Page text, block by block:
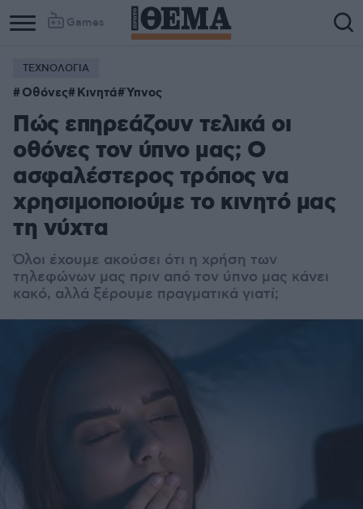
Games
ΤΕΧΝΟΛΟΓΙΑ
Οθόνες Κινητά Ύπνος
Πώς επηρεάζουν τελικά οι
οθόνες τον ύπνο μας; Ο
ασφαλέστερος τρόπος να
χρησιμοποιούμε το κινητό μας
τη νύχτα
Όλοι έχουμε ακούσει ότι η χρήση των
τηλεφώνων μας πριν από τον ύπνο μας κάνει
κακό, αλλά ξέρουμε πραγματικά γιατί;